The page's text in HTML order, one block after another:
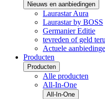
Nieuws en aanbiedingen
Laurastar Aura
Laurastar by BOSS
Germanier Editie
tevreden of geld
Actuele
Producten
Producten
Alle producten
All-In-One
All-In-One